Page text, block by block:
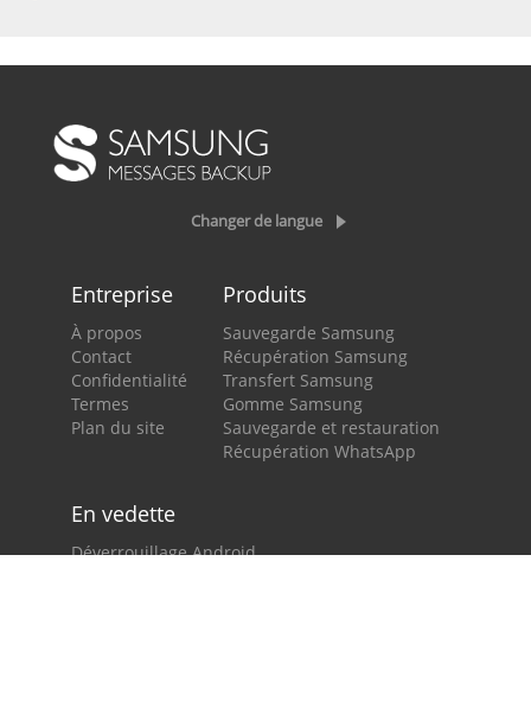
Changer de langue
Entreprise
À propos
Contact
Confidentialité
Termes
Plan du site
Produits
Sauvegarde Samsung
Récupération Samsung
Transfert Samsung
Gomme Samsung
Sauvegarde et restauration
Récupération WhatsApp
En vedette
Déverrouillage Android